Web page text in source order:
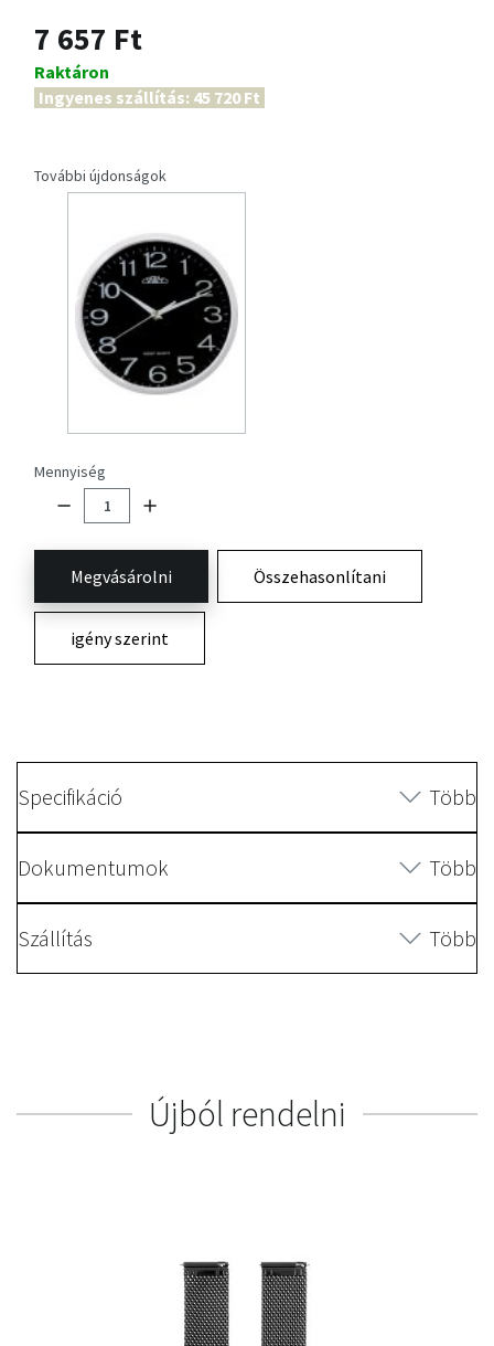
7 657 Ft
Raktáron
Ingyenes szállítás: 45 720 Ft
További újdonságok
Mennyiség
Megvásárolni Összehasonlítani
igény szerint
Specifikáció Több
Dokumentumok Több
Szállítás Több
Újból rendelni